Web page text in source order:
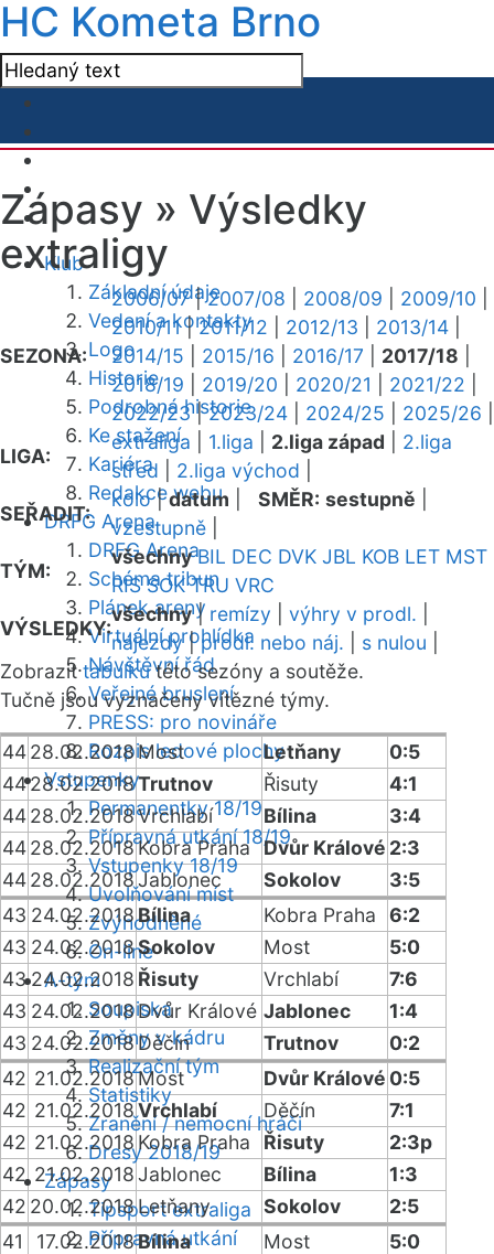
HC Kometa Brno
Klub
Základní údaje
Vedení a kontakty
Logo
Historie
Podrobná historie
Ke stažení
Kariéra
Redakce webu
DRFG Arena
DRFG Arena
Schéma tribun
Plánek areny
Virtuální prohlídka
Návštěvní řád
Veřejné bruslení
PRESS: pro novináře
Rozpis ledové plochy
Vstupenky
Permanentky 18/19
Přípravná utkání 18/19
Vstupenky 18/19
Uvolňování míst
Zvýhodněné
On-line
A-tým
Soupiska
Změny v kádru
Realizační tým
Statistiky
Zranění / nemocní hráči
Dresy 2018/19
Zápasy
Tipsport extraliga
Přípravná utkání
Zápasy » Výsledky
extraligy
SEZONA:
2006/07|2007/08 2008/09 2009/10
2010/11|2011/12 2012/13 2013/14
2014/15
2015/16 2016/17 2017/18
2018/19
2019/20 2020/21 2021/22
2022/23|2023/24 2024/25 2025/26
LIGA:
extraliga 1.liga 2.liga západ
2.liga
střed
2.liga východ
SEŘADIT:
kolo|datum SMĚR: sestupně
vzestupně
TÝM:
všechny BIL DEC DVK JBL KOB LET MST
RIS SOK TRU VRC
VÝSLEDKY:
všechny| remízy výhry v prodl.
nájezdy|prodl. nebo náj. s nulou
Zobrazittabulkutéto sezóny a soutěže.
Tučně jsou vyznačeny vítězné týmy.
4428.02.2018Most Letňany
0:5
4428.02.2018Trutnov Řisuty
4:1
4428.02.2018Vrchlabí Bílina
3:4
4428.02.2018Kobra Praha Dvůr Králové 2:3
4428.02.2018Jablonec Sokolov
3:5
43 24.02.2018Bílina Kobra Praha
6:2
43 24.02.2018Sokolov Most
5:0
43 24.02.2018 Řisuty Vrchlabí
7:6
43 24.02.2018Dvůr Králové Jablonec
1:4
43 24.02.2018Děčín Trutnov
0:2
42 21.02.2018Most Dvůr Králové 0:5
42 21.02.2018Vrchlabí Děčín
7:1
42 21.02.2018 Kobra Praha Řisuty
2:3p
42 21.02.2018Jablonec Bílina
1:3
42 20.02.2018Letňany Sokolov
2:5
41
17.02.2018Bílina Most
5:0